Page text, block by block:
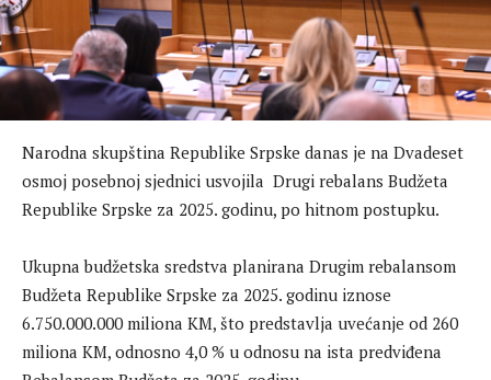
Narodna skupština Republike Srpske danas je na Dvadeset
osmoj posebnoj sjednici usvojila Drugi rebalans Budžeta
Republike Srpske za 2025. godinu, po hitnom postupku.
Ukupna budžetska sredstva planirana Drugim rebalansom
Budžeta Republike Srpske za 2025. godinu iznose
6.750.000.000 miliona KM, što predstavlja uvećanje od 260
miliona KM, odnosno 4,0 % u odnosu na ista predviđena